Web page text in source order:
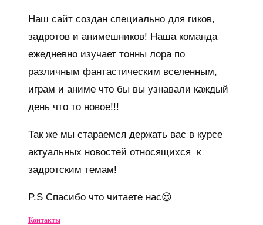
Наш сайт создан специально для гиков,
задротов и анимешников! Наша команда
ежедневно изучает тонны лора по
различным фантастическим вселенным,
играм и аниме что бы вы узнавали каждый
день что то новое!!!
Так же мы стараемся держать вас в курсе
актуальных новостей относящихся к
задротским темам!
P.S Спасибо что читаете нас😍
Контакты